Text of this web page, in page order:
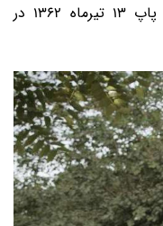
رستاک حلاج خواننده جوان موسیقی پاپ 13 تیرماه 1362 در